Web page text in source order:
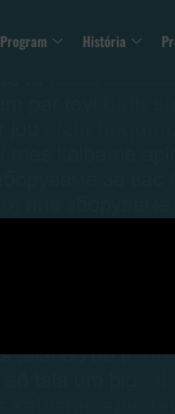
Program História